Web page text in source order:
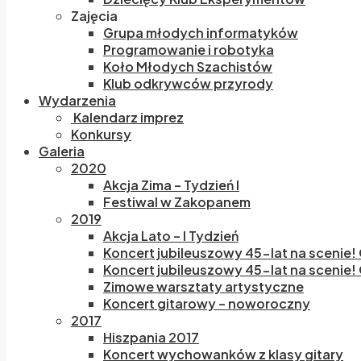
Zajęcia
Grupa młodych informatyków
Programowanie i robotyka
Koło Młodych Szachistów
Klub odkrywców przyrody
Wydarzenia
Kalendarz imprez
Konkursy
Galeria
2020
Akcja Zima – Tydzień I
Festiwal w Zakopanem
2019
Akcja Lato – I Tydzień
Koncert jubileuszowy 45-lat na scenie!
Koncert jubileuszowy 45-lat na scenie!
Zimowe warsztaty artystyczne
Koncert gitarowy – noworoczny
2017
Hiszpania 2017
Koncert wychowanków z klasy gitary